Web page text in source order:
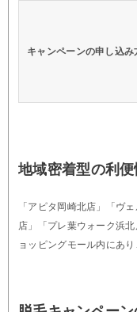
キャンペーンの申し込み
地域密着型の利便
「アピタ岡崎北店」「ヴ
店」「プレ葉ウォーク浜
ョッピングモール内にあ